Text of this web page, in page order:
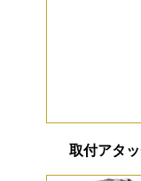
取付アタ